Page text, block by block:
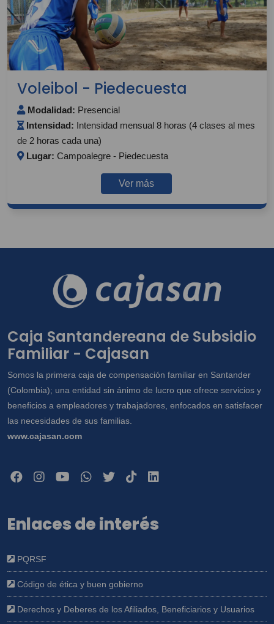
Voleibol - Piedecuesta
Modalidad: Presencial
Intensidad: Intensidad mensual 8 horas (4 clases al mes
de 2 horas cada una)
Lugar: Campoalegre - Piedecuesta
Ver más
Caja Santandereana de Subsidio
Familiar - Cajasan
Somos la primera caja de compensación familiar en Santander
(Colombia); una entidad sin ánimo de lucro que ofrece servicios y
beneficios a empleadores y trabajadores, enfocados en satisfacer
las necesidades de sus familias.
www.cajasan.com
Enlaces de interés
PQRSF
Código de ética y buen gobierno
Derechos y Deberes de los Afiliados, Beneficiarios y Usuarios